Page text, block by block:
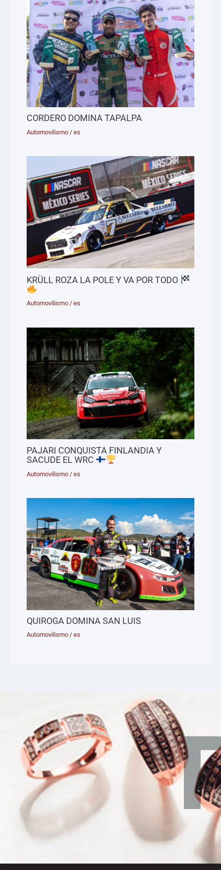
CORDERO DOMINA TAPALPA
Automovilismo /es
KRÜLL ROZA LA POLE Y VA POR TODO
Automovilismo /es
PAJARI CONQUISTA FINLANDIA Y
SACUDE EL WRC
Automovilismo /es
QUIROGA DOMINA SAN LUIS
Automovilismo /es